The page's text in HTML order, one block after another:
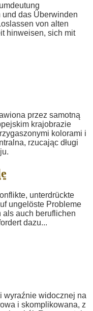
das Überwinden
von alten
hinweisen, sich mit
unterdrückte
ungelöste Probleme
auch beruflichen
dazu...